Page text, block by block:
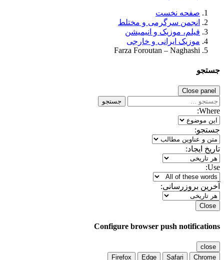
صفحه نخست
انجمن سرگرمی و مختلط
فیلم، موزیک و انیمیشن
موزیک ایرانی و خارجی
Farza Foroutan – Naghashi
جستجو
Close panel
جستجو
Where:
جستجو:
تاریخ ایجاد:
Use:
آخرین بروزرسانی:
Close
Configure browser push notifications
close
Chrome
Safari
Edge
Firefox